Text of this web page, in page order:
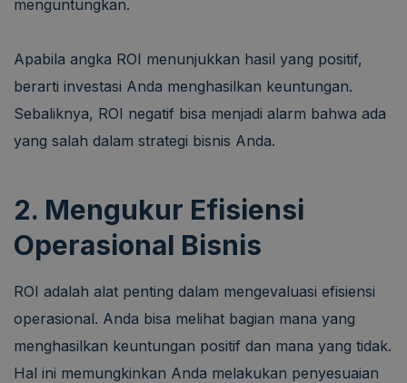
menguntungkan.
Apabila angka ROI menunjukkan hasil yang positif,
berarti investasi Anda menghasilkan keuntungan.
Sebaliknya, ROI negatif bisa menjadi alarm bahwa ada
yang salah dalam strategi bisnis Anda.
2. Mengukur Efisiensi
Operasional Bisnis
ROI adalah alat penting dalam mengevaluasi efisiensi
operasional. Anda bisa melihat bagian mana yang
menghasilkan keuntungan positif dan mana yang tidak.
Hal ini memungkinkan Anda melakukan penyesuaian